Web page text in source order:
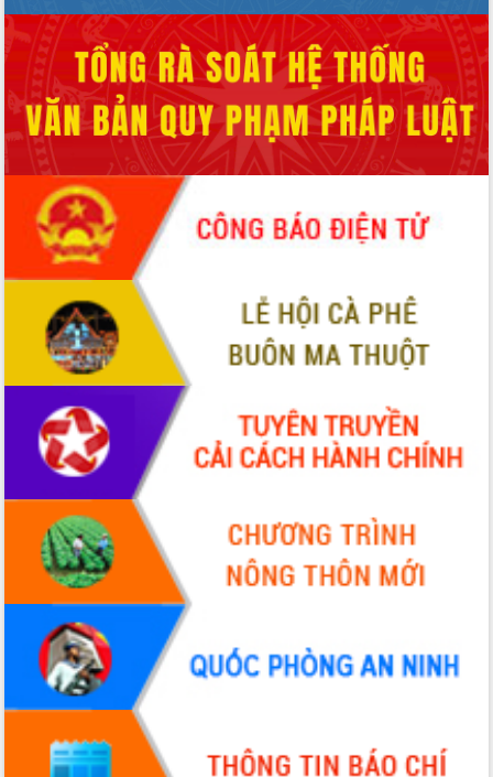
phá cơ chế - Hợp tác công tư
Đề án 06 tạo bước ngoặt đột phá trong
cải cách hành chính tỉnh Đắk Lắk
Kết nối tour, đẩy mạnh chuyển đổi số
để phát triển du lịch Đắk Lắk
Khởi động Dự án Đầu tư xây dựng hạ
tầng kỹ thuật Cụm công nghiệp Tân
Tiến
Gặp mặt các cơ quan báo chí nhân Kỷ
niệm 101 năm Ngày Báo chí Cách
mạng Việt Nam
Đắk Lắk sơ kết 4 năm triển khai thực
hiện Đề án 06 của Chính phủ
Họp báo thông tin về Hội nghị Công bố
Quy hoạch và Xúc tiến đầu tư tỉnh Đắk
Khơi thông điểm nghẽn, đẩy nhanh
giải ngân vốn khắc phục thiên tai
HĐND tỉnh thông qua điều chỉnh Quy
hoạch tỉnh thời kỳ 2021-2030
Hội thảo góp ý hồ sơ điều chỉnh quy
hoạch tỉnh Đắk Lắk thời kỳ 2021-2030,
tầm nhìn đến năm 2050
Nâng cao hiệu quả hoạt động của các
doanh nghiệp nhà nước
Hội nghị triển khai kết nối mạng
truyền số liệu chuyên dùng phục vụ cơ
quan Đảng, Nhà nước
Lễ phát động chuỗi hoạt động chung
tay làm sạch môi trường
Xã Ea Kar bước chuyển mình trong
công tác cải cách hành chính mô hình